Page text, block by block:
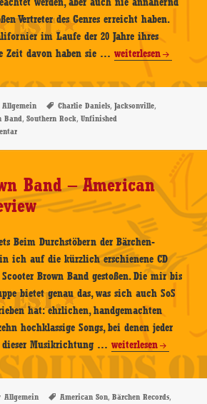
Vertreter des Genres erreicht haben.
im Laufe der 20 Jahre ihres
Zeit davon haben sie …Sam
Band
–
Unfinished
Review
weiterlesen
Kategorien
Allgemein Schlagwörter
Charlie Daniels,Jacksonville,
Band,Southern Rock,Unfinished
zu Sam Morrison Band – Unfinished Business – CD-
Band – American
Beim Durchstöbern der Bärchen-
ich auf die kürzlich erschienene CD
Brown Band gestoßen. Die mir bis
bietet genau das, was sich auch SoS
hat: ehrlichen, handgemachten
hochklassige Songs, bei denen jeder
dieser Musikrichtung …Scooter
Brown
Band
–
weiterlesen
Kategorien
Allgemein Schlagwörter
American Son,Bärchen Records,